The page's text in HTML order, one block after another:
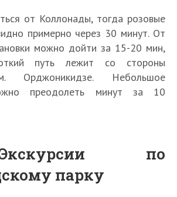
от Коллонады, тогда розовые
примерно через 30 минут. От
можно дойти за 15-20 мин,
путь лежит со стороны
Орджоникидзе. Небольшое
преодолеть минут за 10
по
парку